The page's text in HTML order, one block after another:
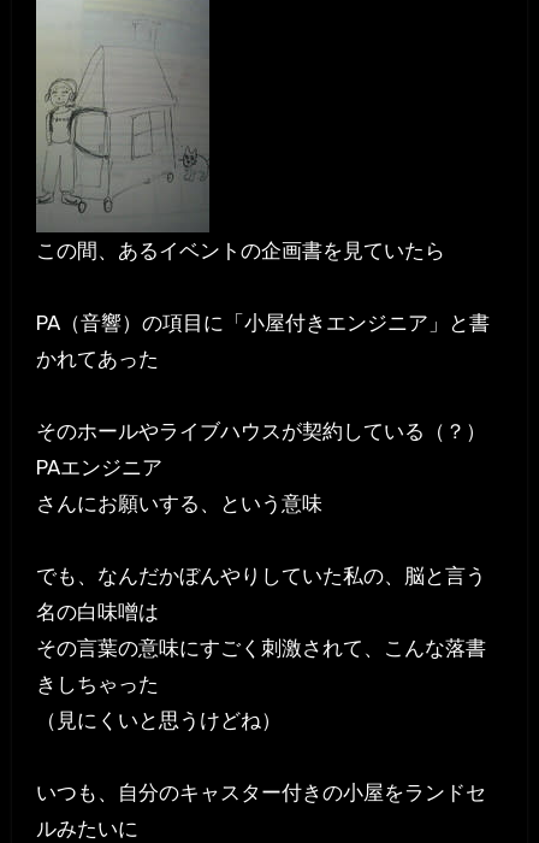
この間、あるイベントの企画書を見ていたら
PA（音響）の項目に「小屋付きエンジニア」と書
かれてあった
そのホールやライブハウスが契約している（？）
PAエンジニア
さんにお願いする、という意味
でも、なんだかぼんやりしていた私の、脳と言う
名の白味噌は
その言葉の意味にすごく刺激されて、こんな落書
きしちゃった
（見にくいと思うけどね）
いつも、自分のキャスター付きの小屋をランドセ
ルみたいに